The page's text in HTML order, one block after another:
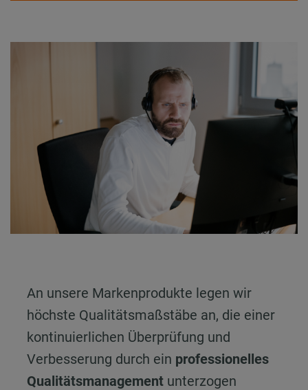
An unsere Markenprodukte legen wir
höchste Qualitätsmaßstäbe an, die einer
kontinuierlichen Überprüfung und
Verbesserung durch ein professionelles
Qualitätsmanagement unterzogen